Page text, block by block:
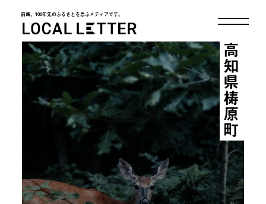
前略、100年先のふるさとを思ふメディアです。
LOCAL LETTER
高知県梼原町